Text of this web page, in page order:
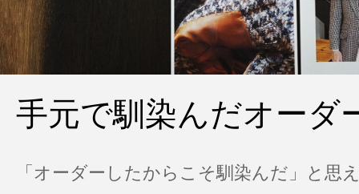
手元で馴染んだオーダ
「オーダーしたからこそ馴染んだ」と思